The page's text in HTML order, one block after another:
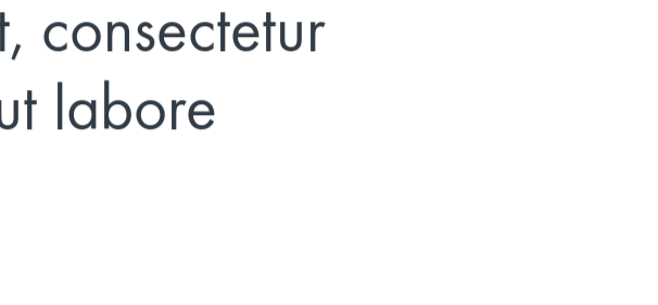
consectetur
labore